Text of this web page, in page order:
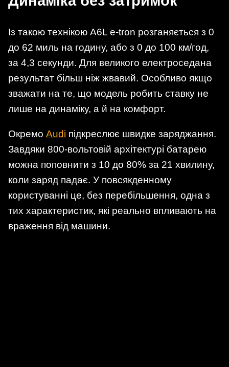
Із такою технікою A6L e-tron розганяється з 0
до 62 миль на годину, або з 0 до 100 км/год,
за 4,3 секунди. Для великого електроседана
результат більш ніж жвавий. Особливо якщо
зважати на те, що модель робить ставку не
лише на динаміку, а й на комфорт.
Окремо Audi підкреслює швидке заряджання.
Завдяки 800-вольтовій архітектурі батарею
можна поповнити з 10 до 80% за 21 хвилину,
коли заряд падає. У повсякденному
користуванні це, без перебільшення, одна з
тих характеристик, які реально впливають на
враження від машини.